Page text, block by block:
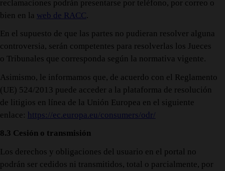
reclamaciones podrán presentarse por teléfono, por correo o
bien en la web de RACC .
En el supuesto de que las partes no pudieran resolver alguna
controversia, serán competentes para resolverlas los Jueces
o Tribunales que corresponda según la normativa vigente.
Asimismo, le informamos que, de acuerdo con el Reglamento
(UE) 524/2013 puede acceder a la plataforma de resolución
de litigios en línea de la Unión Europea en el siguiente
enlace: https://ec.europa.eu/consumers/odr/
8.3 Cesión o transmisión
Los derechos y obligaciones del usuario en el portal no
podrán ser cedidos ni transmitidos, total o parcialmente, por